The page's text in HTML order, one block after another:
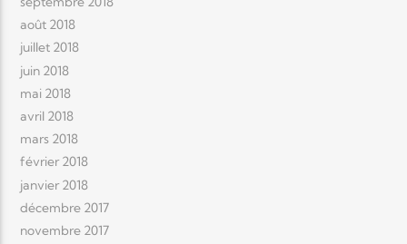
août 2018
juillet 2018
juin 2018
mai 2018
avril 2018
mars 2018
février 2018
janvier 2018
décembre 2017
novembre 2017